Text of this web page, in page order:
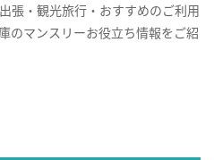
張・観光旅行・おすすめのご利用
のマンスリーお役立ち情報をご紹